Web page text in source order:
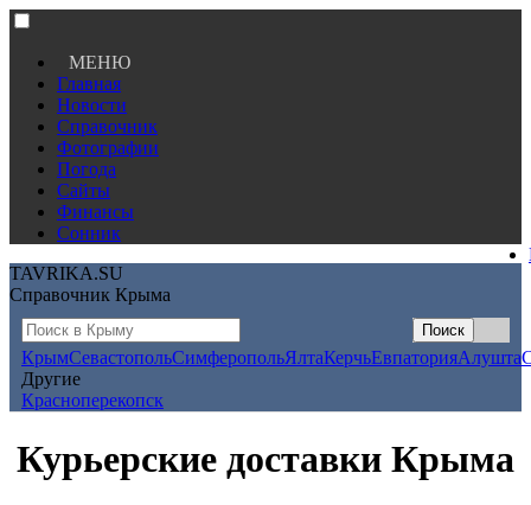
МЕНЮ
Главная
Новости
Справочник
Фотографии
Погода
Сайты
Финансы
Сонник
TAVRIKA.SU
Справочник Крыма
КрымСевастопольСимферопольЯлтаКерчьЕвпаторияАлушта
Другие
Красноперекопск
Курьерские доставки Крыма